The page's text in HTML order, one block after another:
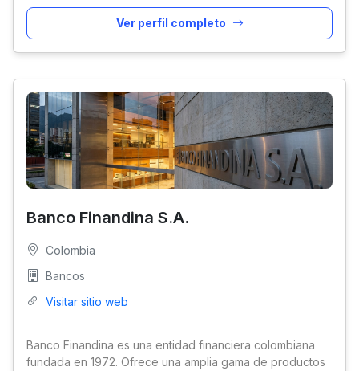
Ver perfil completo
Banco Finandina S.A.
Colombia
Bancos
Visitar sitio web
Banco Finandina es una entidad financiera colombiana
fundada en 1972. Ofrece una amplia gama de productos